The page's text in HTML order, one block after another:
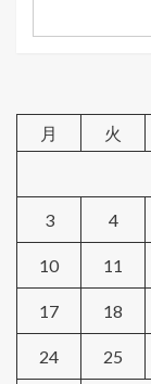
月
火
3 4
10 11
17 18
24 25